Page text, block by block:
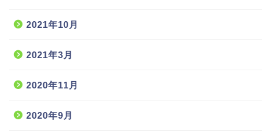
2021年10月
2021年3月
2020年11月
2020年9月